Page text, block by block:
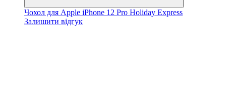
Чохол для Apple iPhone 12 Pro Holiday Express
Залишити відгук